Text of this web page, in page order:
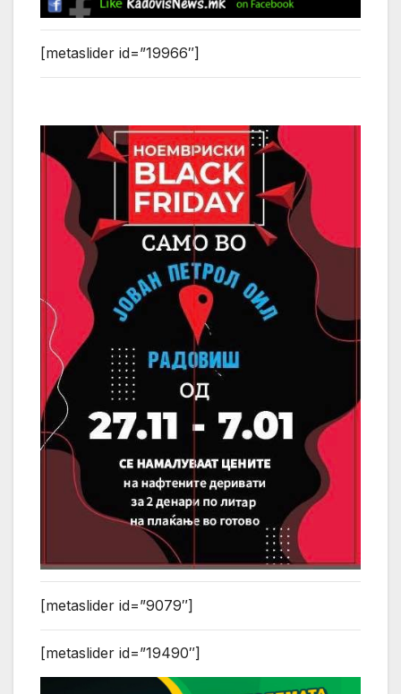
[metaslider id=”19966″]
[metaslider id=”9079″]
[metaslider id=”19490″]